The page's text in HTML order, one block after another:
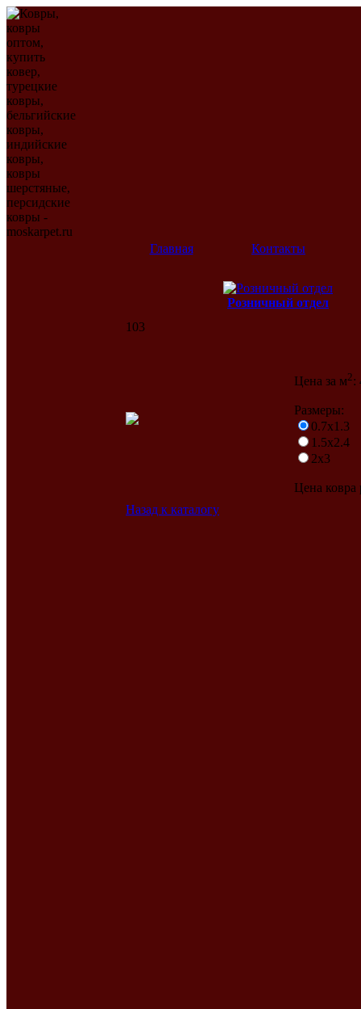
Главная Контакты
Розничный отдел
103
Цена за м2:
Размеры:
0.7x1.3
1.5x2.4
2x3
Цена
Назад к каталогу